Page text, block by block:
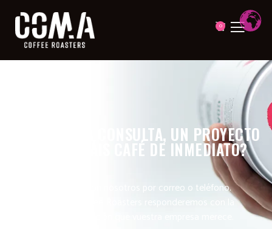
0
¿TENÉIS UNA CONSULTA, UN PROYECTO
O NECESITÁIS CAFÉ DE INMEDIATO?
Contactad con nosotros por correo o teléfono.
En Coma Coffee Roasters responderemos con la